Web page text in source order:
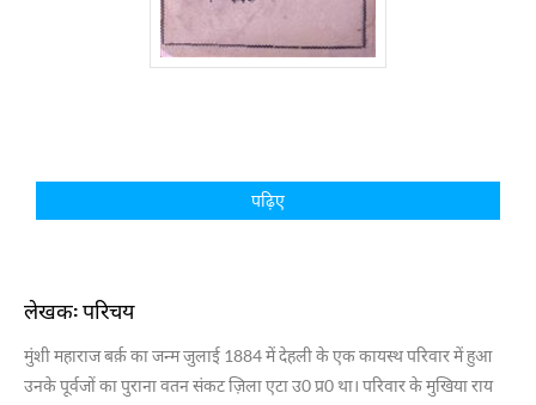
पढ़िए
लेखक: परिचय
मुंशी महाराज बर्क़ का जन्म जुलाई 1884 में देहली के एक कायस्थ परिवार में हुआ
उनके पूर्वजों का पुराना वतन संकट ज़िला एटा उ0 प्र0 था। परिवार के मुखिया राय